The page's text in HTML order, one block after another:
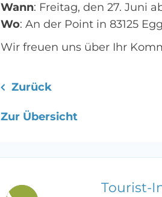
Wann: Freitag, den 27. Juni
Wo: An der Point in 83125
Wir freuen uns über Ihr
Zurück
Zur Übersicht
Tourist-